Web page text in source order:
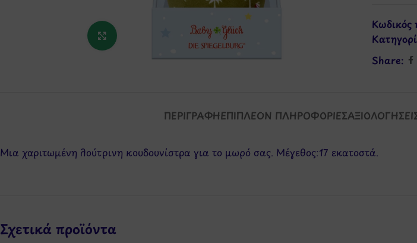
Κάντε κλικ για μεγέθυνση
Κωδικός
Share:
ΠΕΡΙΓΡΑΦΉΕΠΙΠΛΈΟΝ ΠΛΗΡΟΦΟΡΊΕΣ
Μια χαριτωμένη λούτρινη κουδουνίστρα για το μωρό σας. Μέγεθος:17 εκατοστά.
Σχετικά προϊόντα